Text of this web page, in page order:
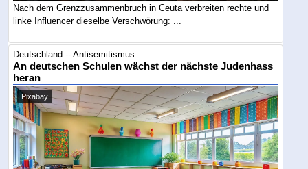
Nach dem Grenzzusammenbruch in Ceuta verbreiten rechte und
linke Influencer dieselbe Verschwörung: ...
Deutschland -- Antisemitismus
An deutschen Schulen wächst der nächste Judenhass
heran
Pixabay